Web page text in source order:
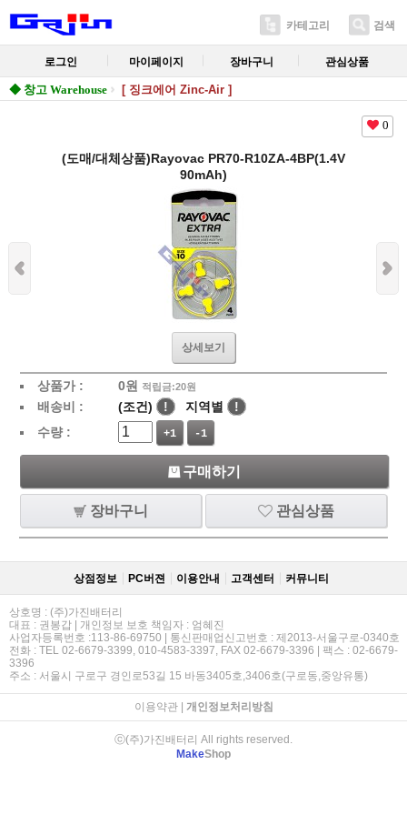
카테고리 검색
로그인 마이페이지 장바구니 관심상품
◆ 창고 Warehouse [ 징크에어 Zinc-Air ]
0
(도매/대체상품)Rayovac PR70-R10ZA-4BP(1.4V
90mAh)
상세보기
상품가 : 0원 적립금:20원
배송비 : (조건) ! 지역별
!
수량 :
+1 -1
구매하기
장바구니 관심상품
상점정보 PC버젼 이용안내 고객센터 커뮤니티
상호명 : (주)가진배터리
대표 : 권봉갑 | 개인정보 보호 책임자 : 엄혜진
사업자등록번호 :113-86-69750 | 통신판매업신고번호 : 제2013-서울구로-0340호
전화 : TEL 02-6679-3399, 010-4583-3397, FAX 02-6679-3396 | 팩스 : 02-6679-
3396
주소 : 서울시 구로구 경인로53길 15 바동3405호,3406호(구로동,중앙유통)
이용약관| 개인정보처리방침
ⓒ(주)가진배터리 All rights reserved.
MakeShop